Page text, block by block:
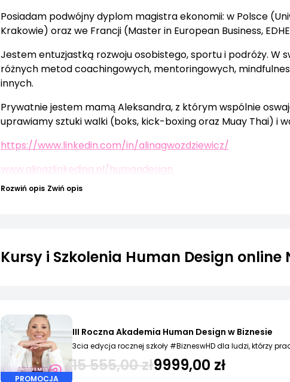
Posiadam podwójny dyplom magistra ekonomii: w Polsce
Krakowie) oraz we Francji (Master in European Business,
Jestem entuzjastką rozwoju osobistego, sportu i podróży. W
różnych metod coachingowych, mentoringowych,
innych.
Prywatnie jestem mamą Aleksandra, z którym wspólnie
uprawiamy sztuki walki (boks, kick-boxing oraz Muay Thai) i
https://www.linkedin.com/in/alinagwozdziewicz/
www.alinazlinkedina.pl/humandesign
Rozwiń opis Zwiń opis
Kursy i Szkolenia Human Design online
PROMOCJA
III Roczna Akademia Human Design w Biznesie
3cia edycja rocznej szkoły #BizneswHD dla ludzi, którzy
15 555,00 zł9999,00 zł